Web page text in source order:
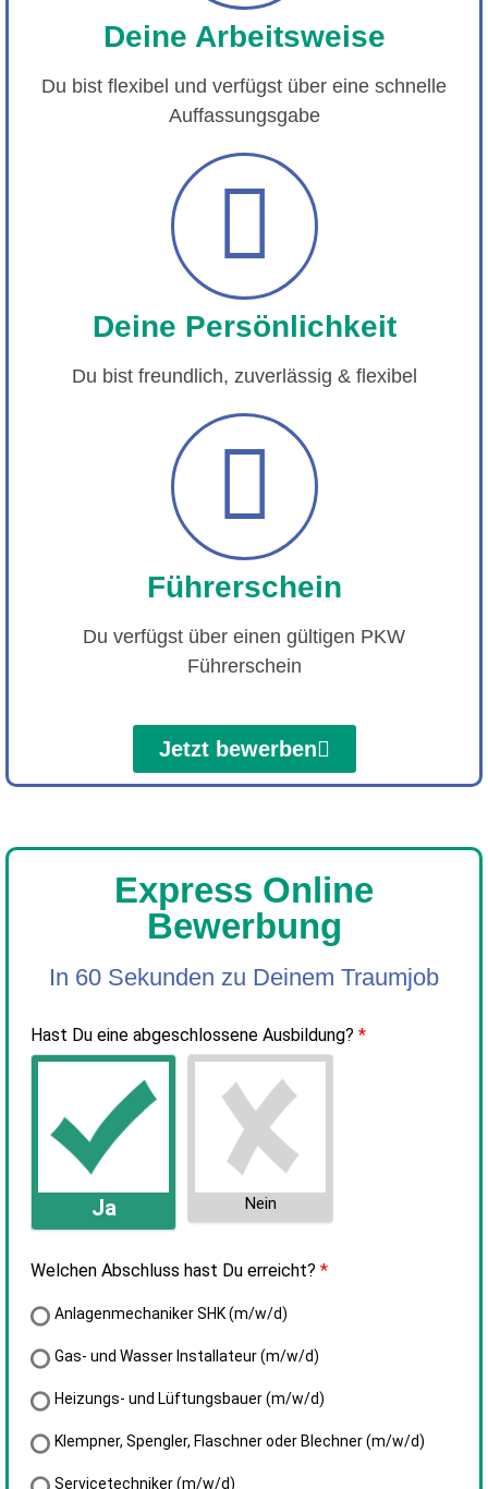
Deine Arbeitsweise
Du bist flexibel und verfügst über eine schnelle
Auffassungsgabe
Deine Persönlichkeit
Du bist freundlich, zuverlässig & flexibel
Führerschein
Du verfügst über einen gültigen PKW
Führerschein
Jetzt bewerben
Express Online
Bewerbung
In 60 Sekunden zu Deinem Traumjob